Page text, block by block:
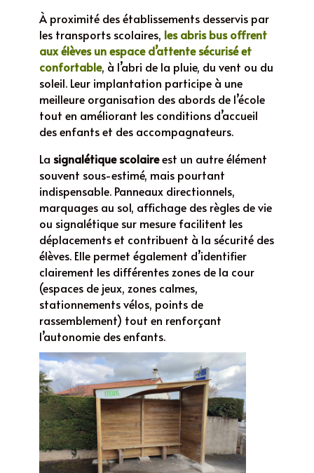
À proximité des établissements desservis par
les transports scolaires, lesabris busoffrent
aux élèves un espace d’attente sécurisé et
confortable, à l’abri de la pluie, du vent ou du
soleil. Leur implantation participe à une
meilleure organisation des abords de l’école
tout en améliorant les conditions d’accueil
des enfants et des accompagnateurs.
La signalétique scolaireest un autre élément
souvent sous-estimé, mais pourtant
indispensable. Panneaux directionnels,
marquages au sol, affichage des règles de vie
ou signalétique sur mesure facilitent les
déplacements et contribuent à la sécurité des
élèves. Elle permet également d’identifier
clairement les différentes zones de la cour
(espaces de jeux, zones calmes,
stationnements vélos, points de
rassemblement) tout en renforçant
l’autonomie des enfants.